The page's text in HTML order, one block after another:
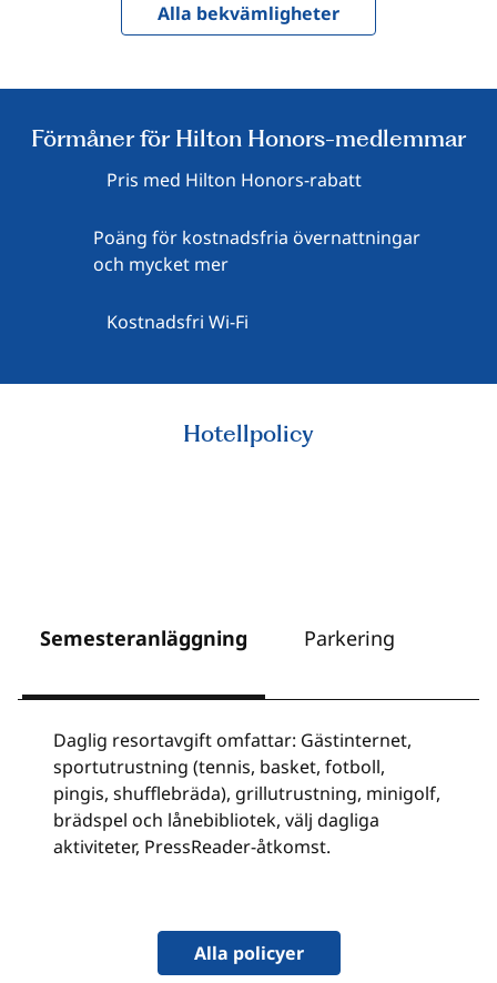
Alla bekvämligheter
Förmåner för Hilton Honors-medlemmar
Pris med Hilton Honors-rabatt
Poäng för kostnadsfria övernattningar
och mycket mer
Kostnadsfri Wi-Fi
Hotellpolicy
Semesteranläggning Parkering
Daglig resortavgift omfattar: Gästinternet,
sportutrustning (tennis, basket, fotboll,
pingis, shufflebräda), grillutrustning, minigolf,
brädspel och lånebibliotek, välj dagliga
aktiviteter, PressReader-åtkomst.
Alla policyer